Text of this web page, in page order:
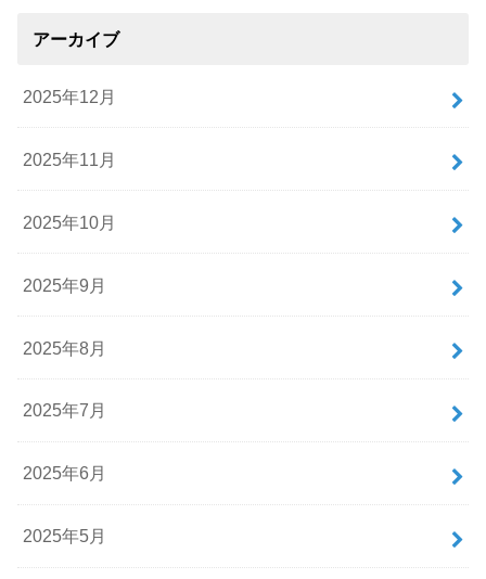
アーカイブ
2025年12月
2025年11月
2025年10月
2025年9月
2025年8月
2025年7月
2025年6月
2025年5月